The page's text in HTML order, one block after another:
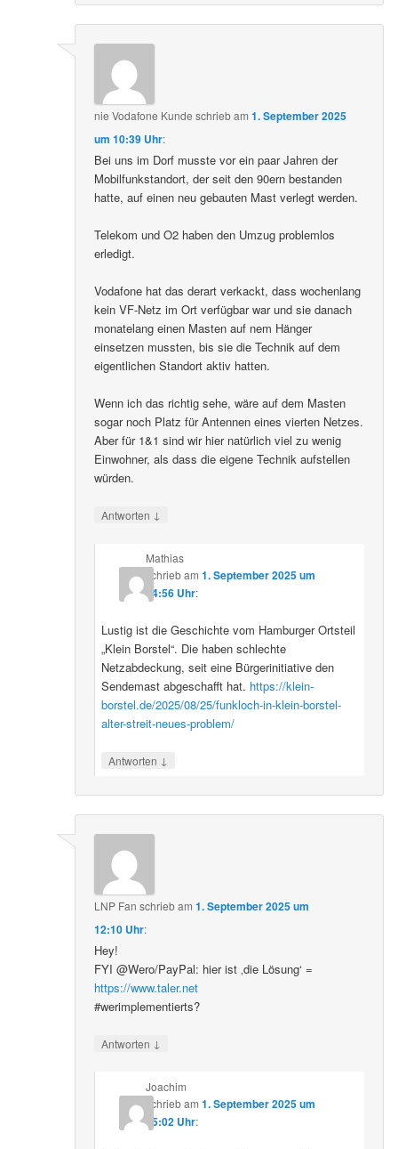
nie Vodafone Kunde schriebam1. September 2025
um 10:39 Uhr:
Bei uns im Dorf musste vor ein paar Jahren der
Mobilfunkstandort, der seit den 90ern bestanden
hatte, auf einen neu gebauten Mast verlegt werden.
Telekom und O2 haben den Umzug problemlos
erledigt.
Vodafone hat das derart verkackt, dass wochenlang
kein VF-Netz im Ort verfügbar war und sie danach
monatelang einen Masten auf nem Hänger
einsetzen mussten, bis sie die Technik auf dem
eigentlichen Standort aktiv hatten.
Wenn ich das richtig sehe, wäre auf dem Masten
sogar noch Platz für Antennen eines vierten Netzes.
Aber für 1&1 sind wir hier natürlich viel zu wenig
Einwohner, als dass die eigene Technik aufstellen
würden.
Antworten ↓
Mathias
schriebam 1. September 2025 um
14:56 Uhr:
Lustig ist die Geschichte vom Hamburger Ortsteil
„Klein Borstel“. Die haben schlechte
Netzabdeckung, seit eine Bürgerinitiative den
Sendemast abgeschafft hat. https://klein-
borstel.de/2025/08/25/funkloch-in-klein-borstel-
alter-streit-neues-problem/
Antworten ↓
LNP Fan schriebam1. September 2025 um
12:10 Uhr:
Hey!
FYI @Wero/PayPal: hier ist ‚die Lösung‘ =
https://www.taler.net
#werimplementierts?
Antworten ↓
Joachim
schriebam 1. September 2025 um
15:02 Uhr: